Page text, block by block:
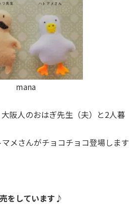
mana
阪人のおはぎ先生（夫）と2人暮
メさんがチョコチョコ登場します
をしています♪